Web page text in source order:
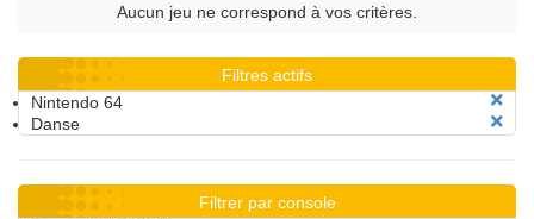
Aucun jeu ne correspond à vos critères.
Filtres actifs
Nintendo 64
Danse
Filtrer par console